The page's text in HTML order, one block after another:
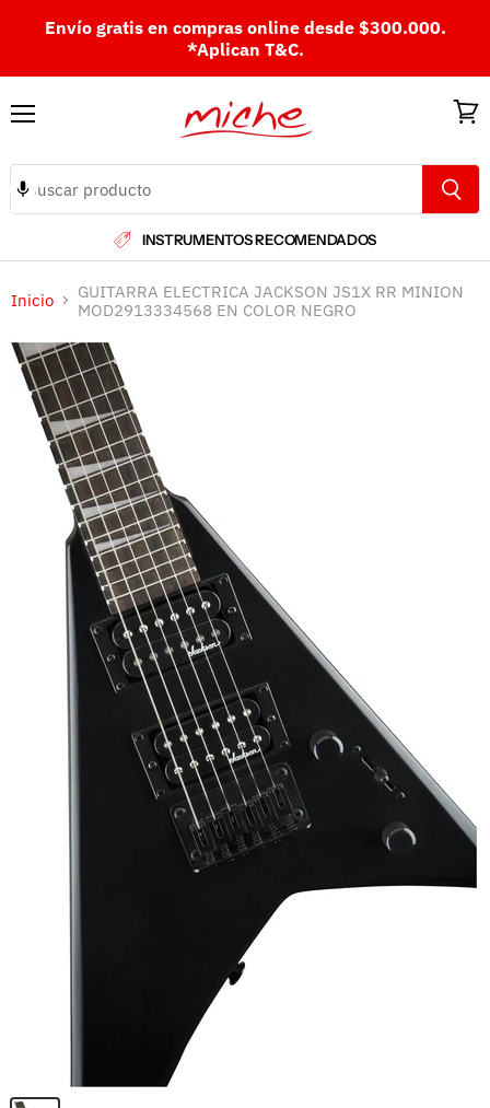
Envío gratis en compras online desde $300.000.
*Aplican T&C.
INSTRUMENTOS RECOMENDADOS
Inicio
GUITARRA ELECTRICA JACKSON JS1X RR MINION
MOD2913334568 EN COLOR NEGRO